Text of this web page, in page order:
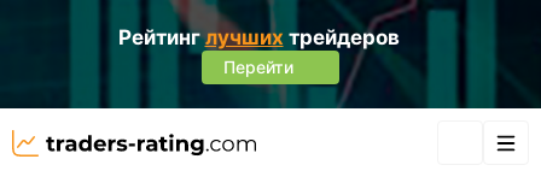
Рейтинглучших трейдеров
Перейти